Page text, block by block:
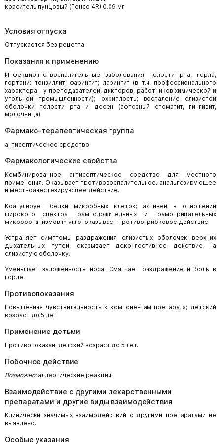
краситель пунцовый (Понсо 4R) 0.09 мг
Условия отпуска
Отпускается без рецепта
Показания к применению
Инфекционно-воспалительные заболевания полости рта, горла,
гортани: тонзиллит; фарингит; ларингит (в т.ч. профессионального
характера - у преподавателей, дикторов, работников химической и
угольной промышленности); охриплость; воспаление слизистой
оболочки полости рта и десен (афтозный стоматит, гингивит,
молочница).
Фармако-терапевтическая группа
антисептическое средство
Фармакологические свойства
Комбинированное антисептическое средство для местного
применения. Оказывает противовоспалительное, анальгезирующее
и местноанестезирующее действие.
Коагулирует белки микробных клеток; активен в отношении
широкого спектра грамположительных и грамотрицательных
микроорганизмов in vitro; оказывает противогрибковое действие.
Устраняет симптомы раздражения слизистых оболочек верхних
дыхательных путей, оказывает деконгестивное действие на
слизистую оболочку.
Уменьшает заложенность носа. Смягчает раздражение и боль в
горле.
Противопоказания
Повышенная чувствительность к компонентам препарата; детский
возраст до 5 лет.
Применение детьми
Противопоказан: детский возраст до 5 лет.
Побочное действие
Возможно:аллергические реакции.
Взаимодействие с другими лекарственными
препаратами и другие виды взаимодействия
Клинически значимых взаимодействий с другими препаратами не
выявлено.
Особые указания